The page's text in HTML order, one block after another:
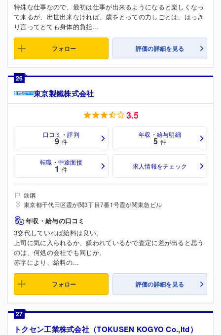
特殊な仕事なので、最初は仕事が出来るようになると楽しくなっ
て来るが、出世出来なければ、歳をとっての力しごとは、はっき
り言ってとても身体的負担...
フォロー 評価の詳細を見る
26
東京製鐵株式会社
3.5
口コミ・評判
9 件
年収・給与明細
5 件
転職・中途面接
1 件 求人情報をチェック
鉄鋼
東京都千代田区霞が関3丁目7番1号霞が関東急ビル
年収・給与の口コミ
3交代していれば給料は良い。
上司に気に入られるか、嫌われているかで査定に差が出ると思う
のは、何処の会社でも同じか。
赤字により、給料の...
フォロー 評価の詳細を見る
27
トクセン工業株式会社（TOKUSEN KOGYO Co.,ltd）